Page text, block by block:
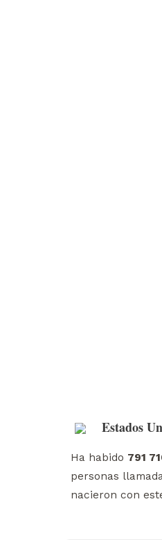
Estados
Ha habido 791
personas
nacieron con